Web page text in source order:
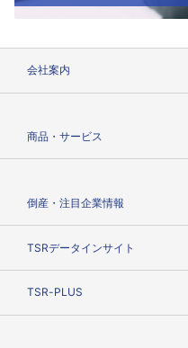
会社案内
商品・サービス
倒産・注目企業情報
TSRデータインサイト
TSR-PLUS